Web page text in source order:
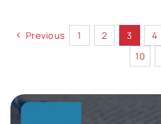
Previous 1 2 3 4
10